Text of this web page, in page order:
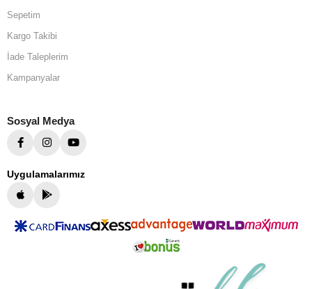
Sepetim
Kargo Takibi
İade Taleplerim
Kampanyalar
Sosyal Medya
Uygulamalarımız